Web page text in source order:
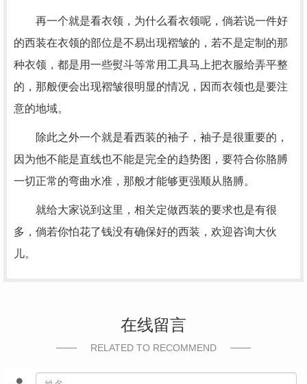
再一个就是看衣领，为什么看衣领呢，倘若说一件好
的西装在衣领的部位是不易出现褶皱的，若不是定制的那
种衣领，都是用一些熨斗等常用工具马上把衣服给弄平整
的，那般便会出现褶皱很明显的情况，因而衣领也是要注
意的地域。
除此之外一个就是看西装的袖子，袖子是很重要的，
因为他不能是直线也不能是完全的趋势图，要符合你胳膊
一切正常的弯曲水准，那般才能够更强顺从胳膊。
就给大家说到这里，相关定做西装的要求也是有很
多，倘若你怕花了钱没有确保好的西装，欢迎咨询大伙
儿。
在线留言
RELATED TO RECOMMEND